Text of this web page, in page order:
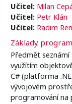
Učitel: Milan
Učitel: Petr Klán
Učitel: Radim
Základy
Předmět
využítím
C# (platforma
vývojovém
programování na